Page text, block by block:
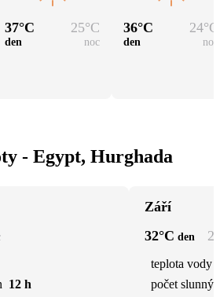
37°C 25°C
den noc
36°C 24°C
den noc
- Egypt, Hurghada
12 h
Září
32°C den
teplota vody
počet